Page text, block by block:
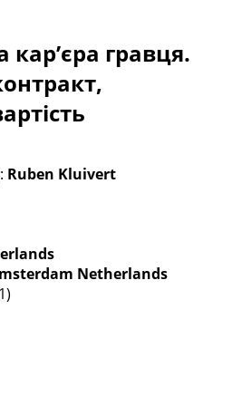
Ліга
Ліга
Турнирні таблиці
Чемпіонів
кар’єра гравця.
Ruben Kluivert
Netherlands